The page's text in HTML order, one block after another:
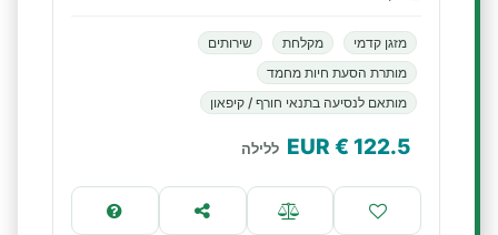
מזגן קדמי מקלחת
שירותים
מותרת הסעת חיות מחמד
מותאם לנסיעה בתנאי חורף / קיפאון
122.5
€ EUR ללילה